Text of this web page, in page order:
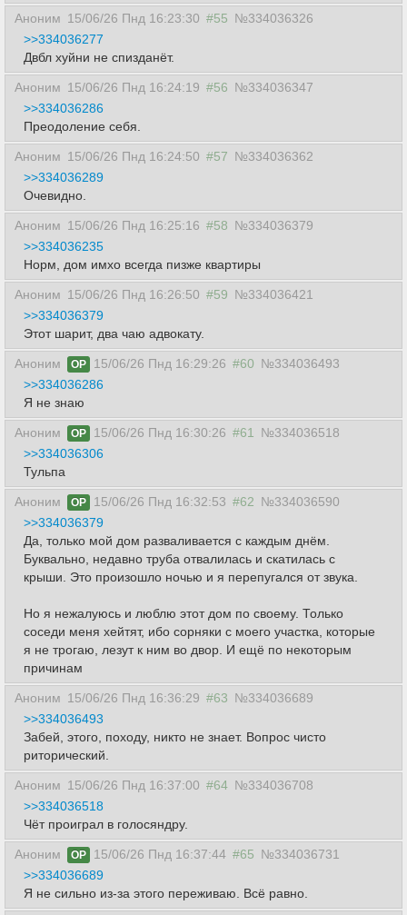
Аноним 15/06/26 Пнд 16:23:30 #55 №334036326
>>334036277
Двбл хуйни не спизданёт.
Аноним 15/06/26 Пнд 16:24:19 #56 №334036347
>>334036286
Преодоление себя.
Аноним 15/06/26 Пнд 16:24:50 #57 №334036362
>>334036289
Очевидно.
Аноним 15/06/26 Пнд 16:25:16 #58 №334036379
>>334036235
Норм, дом имхо всегда пизже квартиры
Аноним 15/06/26 Пнд 16:26:50 #59 №334036421
>>334036379
Этот шарит, два чаю адвокату.
Аноним OP 15/06/26 Пнд 16:29:26 #60 №334036493
>>334036286
Я не знаю
Аноним OP 15/06/26 Пнд 16:30:26 #61
№334036518
>>334036306
Тульпа
Аноним OP 15/06/26 Пнд 16:32:53 #62 №334036590
>>334036379
Да, только мой дом разваливается с каждым днём.
Буквально, недавно труба отвалилась и скатилась с
крыши. Это произошло ночью и я перепугался от звука.
Но я нежалуюсь и люблю этот дом по своему. Только
соседи меня хейтят, ибо сорняки с моего участка, которые
я не трогаю, лезут к ним во двор. И ещё по некоторым
причинам
Аноним 15/06/26 Пнд 16:36:29 #63 №334036689
>>334036493
Забей, этого, походу, никто не знает. Вопрос чисто
риторический.
Аноним 15/06/26 Пнд 16:37:00 #64 №334036708
>>334036518
Чёт проиграл в голосяндру.
Аноним OP 15/06/26 Пнд 16:37:44 #65 №334036731
>>334036689
Я не сильно из-за этого переживаю. Всё равно.